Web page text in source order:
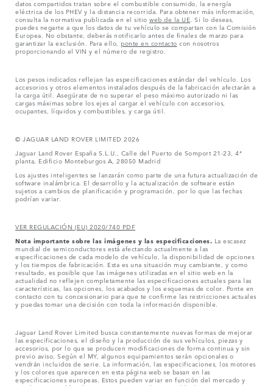
datos compartidos tratan sobre el combustible consumido, la energía
eléctrica de los PHEV y la distancia recorrida. Para obtener más información,
consulta la normativa publicada en el sitio web de la UE . Si lo deseas,
puedes negarte a que los datos de tu vehículo se compartan con la Comisión
Europea. No obstante, deberás notificarlo antes de finales de marzo para
garantizar la exclusión. Para ello, ponte en contacto con nosotros
proporcionando el VIN y el número de registro.
Los pesos indicados reflejan las especificaciones estándar del vehículo. Los
accesorios y otros elementos instalados después de la fabricación afectarán a
la carga útil. Asegúrate de no superar el peso máximo autorizado ni las
cargas máximas sobre los ejes al cargar el vehículo con accesorios,
ocupantes, líquidos y combustibles, y carga útil.
© JAGUAR LAND ROVER LIMITED 2026
Jaguar Land Rover España S.L.U., Calle del Puerto de Somport 21-23, 4ª
planta, Edificio Monteburgos A, 28050 Madrid
Los ajustes inteligentes se lanzarán como parte de una futura actualización de
software inalámbrica. El desarrollo y la actualización de software están
sujetos a cambios de planificación y programación, por lo que las fechas
podrían variar.
VER REGULACIÓN (EU) 2020/740 PDF
Nota importante sobre las imágenes y las especificaciones. La escasez
mundial de semiconductores está afectando actualmente a las
especificaciones de cada modelo de vehículo, la disponibilidad de opciones
y los tiempos de fabricación. Esta es una situación muy cambiante, y como
resultado, es posible que las imágenes utilizadas en el sitio web en la
actualidad no reflejen completamente las especificaciones actuales para las
características, las opciones, los acabados y los esquemas de color. Ponte en
contacto con tu concesionario para que te confirme las restricciones actuales
y puedas tomar una decisión con toda la información disponible.
Jaguar Land Rover Limited busca constantemente nuevas formas de mejorar
las especificaciones, el diseño y la producción de sus vehículos, piezas y
accesorios, por lo que se producen modificaciones de forma continua y sin
previo aviso. Según el MY, algunos equipamientos serán opcionales o
vendrán incluidos de serie. La información, las especificaciones, los motores
y los colores que aparecen en esta página web se basan en las
especificaciones europeas. Estos pueden variar en función del mercado y